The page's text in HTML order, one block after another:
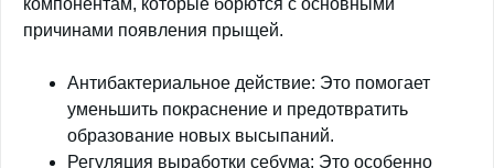
компонентам, которые борются с основными
причинами появления прыщей.
Антибактериальное действие: Это помогает
уменьшить покраснение и предотвратить
образование новых высыпаний.
Регуляция выработки себума: Это особенно